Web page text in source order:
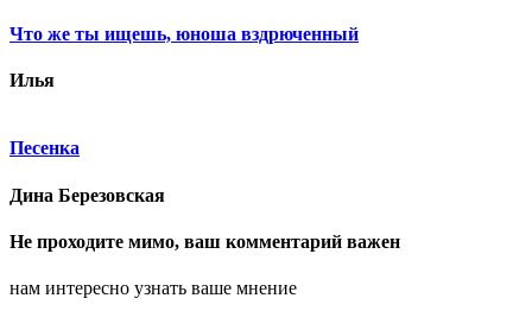
Что же ты ищешь, юноша вздрюченный
Илья
Песенка
Дина Березовская
Не проходите мимо, ваш комментарий важен
нам интересно узнать ваше мнение